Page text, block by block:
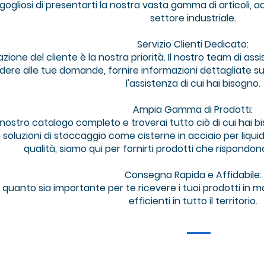
di presentarti la nostra vasta gamma di articoli,
settore industriale.
Servizio Clienti Dedicato:
del cliente è la nostra priorità. Il nostro team di
alle tue domande, fornire informazioni dettagliate
l'assistenza di cui hai bisogno.
Ampia Gamma di Prodotti:
nostro catalogo completo e troverai tutto ciò di cui hai
di stoccaggio come cisterne in acciaio per
qualità, siamo qui per fornirti prodotti che
Consegna Rapida e Affidabile:
quanto sia importante per te ricevere i tuoi prodotti in
efficienti in tutto il territorio.